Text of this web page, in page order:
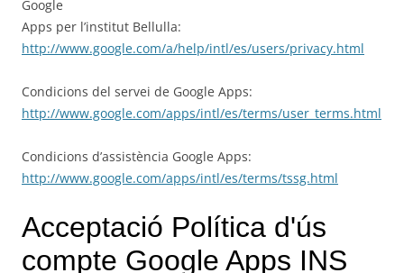
Google
Apps per l’institut Bellulla:
http://www.google.com/a/help/intl/es/users/privacy.html
Condicions del servei de Google Apps:
http://www.google.com/apps/intl/es/terms/user_terms.html
Condicions d’assistència Google Apps:
http://www.google.com/apps/intl/es/terms/tssg.html